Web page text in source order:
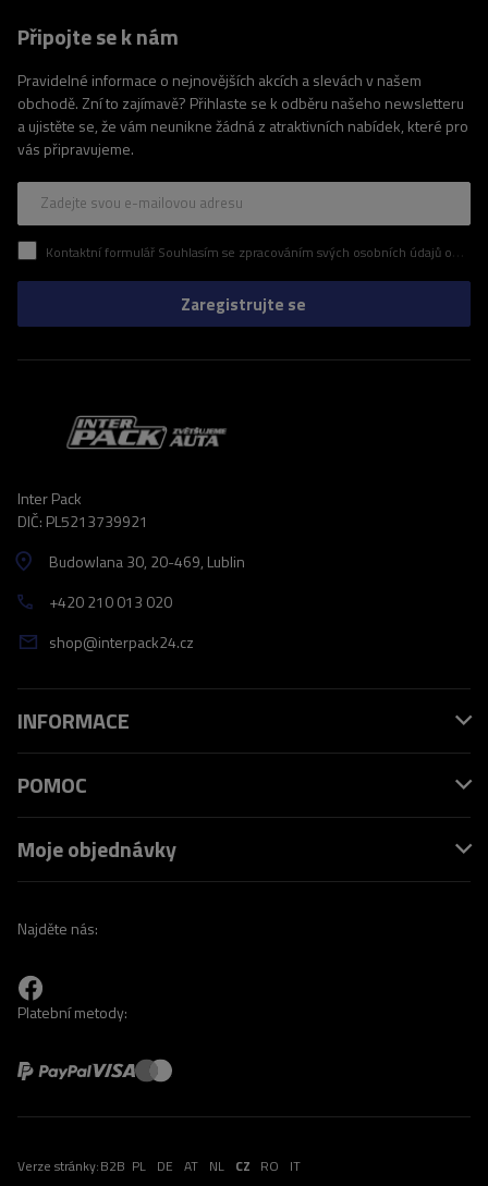
Připojte se k nám
Pravidelné informace o nejnovějších akcích a slevách v našem
obchodě. Zní to zajímavě? Přihlaste se k odběru našeho newsletteru
a ujistěte se, že vám neunikne žádná z atraktivních nabídek, které pro
vás připravujeme.
Zadejte svou e-mailovou adresu
Kontaktní formulář Souhlasím se zpracováním svých osobních údajů obsažených v kontaktním formuláři v souladu s nařízením Evropského parlamentu a Rady (EU)
Zaregistrujte se
Inter Pack
DIČ: PL5213739921
Budowlana 30, 20-469, Lublin
+420 210 013 020
shop@interpack24.cz
INFORMACE
POMOC
Moje objednávky
Najděte nás:
Platební metody:
Verze stránky:B2B PL DE AT NL CZ RO IT